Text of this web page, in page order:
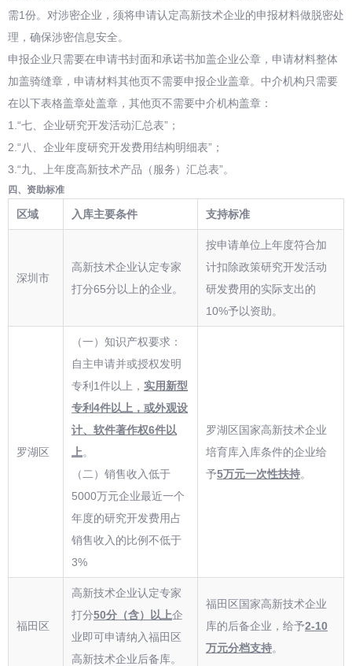
需1份。对涉密企业，须将申请认定高新技术企业的申报材料做脱密处
理，确保涉密信息安全。
申报企业只需要在申请书封面和承诺书加盖企业公章，申请材料整体
加盖骑缝章，申请材料其他页不需要申报企业盖章。中介机构只需要
在以下表格盖章处盖章，其他页不需要中介机构盖章：
1.“七、企业研究开发活动汇总表”；
2.“八、企业年度研究开发费用结构明细表”；
3.“九、上年度高新技术产品（服务）汇总表”。
四、资助标准
区域 入库主要条件 支持标准
深圳市
高新技术企业认定专家
打分65分以上的企业。
按申请单位上年度符合加
计扣除政策研究开发活动
研发费用的实际支出的
10%予以资助。
罗湖区
（一）知识产权要求：
自主申请并或授权发明
专利1件以上， 实用新型
专利4件以上，或外观设
计、软件著作权6件以
上。
（二）销售收入低于
5000万元企业最近一个
年度的研究开发费用占
销售收入的比例不低于
3%
罗湖区国家高新技术企业
培育库入库条件的企业给
予5万元一次性扶持。
福田区
高新技术企业认定专家
打分50分（含）以上企
业即可申请纳入福田区
高新技术企业后备库。
福田区国家高新技术企业
库的后备企业，给予2-10
万元分档支持。